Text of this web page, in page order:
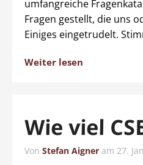
umfangreiche
Fragen gestellt, die uns
Einiges eingetrudelt.
Weiter lesen
Wie viel
Von Stefan Aigner am 27.